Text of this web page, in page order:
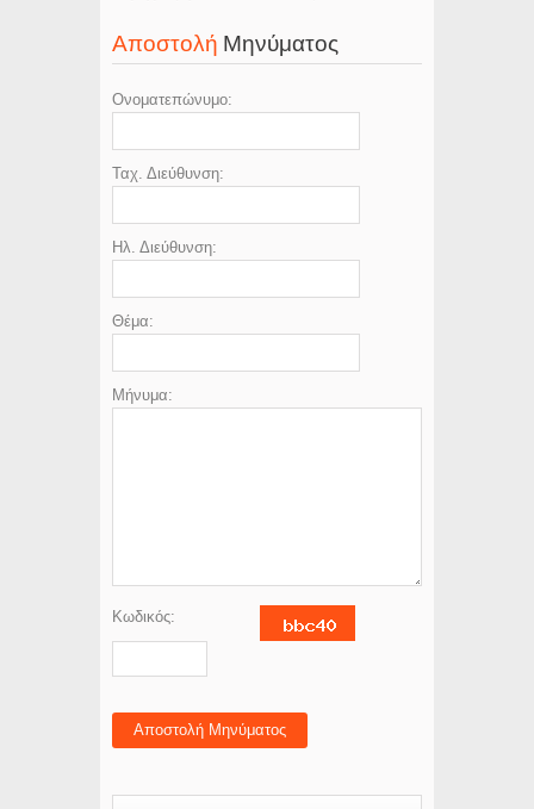
Αποστολή Μηνύματος
Ονοματεπώνυμο:
Ταχ. Διεύθυνση:
Ηλ. Διεύθυνση:
Θέμα:
Μήνυμα:
Κωδικός:
Αποστολή Μηνύματος